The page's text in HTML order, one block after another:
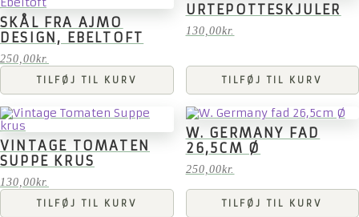
SKÅL FRA AJMO
DESIGN, EBELTOFT
250,00kr.
TILFØJ TIL KURV
URTEPOTTESKJULER
130,00kr.
TILFØJ TIL KURV
VINTAGE TOMATEN
SUPPE KRUS
130,00kr.
TILFØJ TIL KURV
W. GERMANY FAD
26,5CM Ø
250,00kr.
TILFØJ TIL KURV